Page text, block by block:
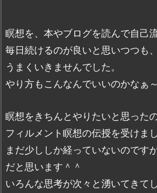
瞑想を、本やブログを読んで自己
毎日続けるのが良いと思いつつも
うまくいきませんでした。
やり方もこんなんでいいのかなぁ
瞑想をきちんとやりたいと思った
フィルメント瞑想の伝授を受けま
まだ少ししか経っていないのです
だと思います＾＾
いろんな思考が次々と湧いてきて